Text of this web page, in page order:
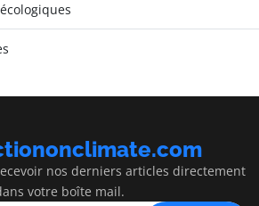
nos derniers articles directement
votre boîte mail.